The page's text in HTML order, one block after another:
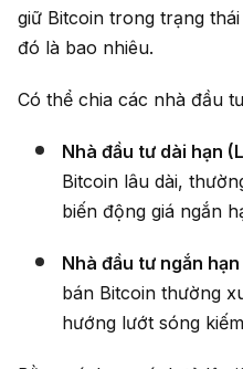
giữ Bitcoin trong trạng
đó là bao nhiêu.
Có thể chia các nhà đầu
Nhà đầu tư dài hạn
Bitcoin lâu dài,
biến động giá ngắn
Nhà đầu tư ngắn hạn
bán Bitcoin thường
hướng lướt sóng